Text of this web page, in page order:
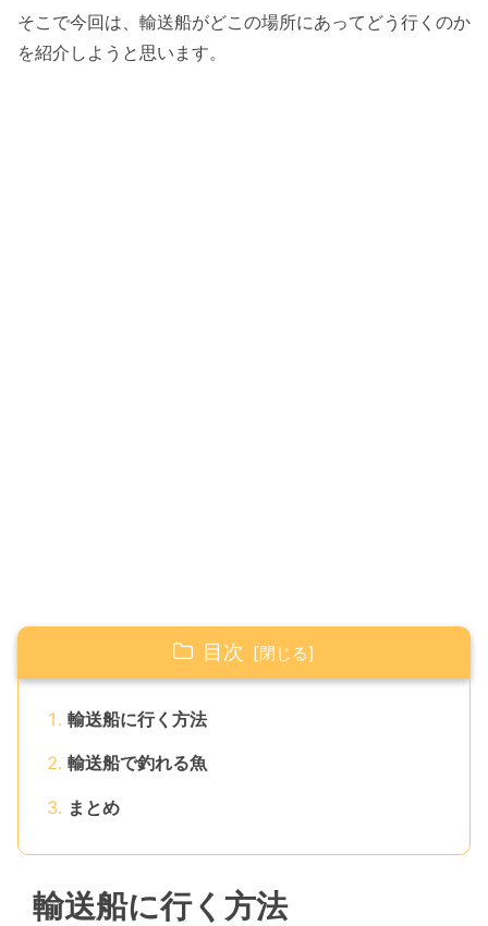
そこで今回は、輸送船がどこの場所にあってどう行くのか
を紹介しようと思います。
目次
輸送船に行く方法
輸送船で釣れる魚
まとめ
輸送船に行く方法